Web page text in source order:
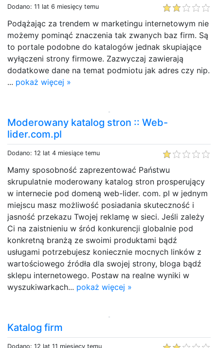
Dodano: 11 lat 6 miesięcy temu
Podążając za trendem w marketingu internetowym nie
możemy pominąć znaczenia tak zwanych baz firm. Są
to portale podobne do katalogów jednak skupiające
wyłączeni strony firmowe. Zazwyczaj zawierają
dodatkowe dane na temat podmiotu jak adres czy nip.
... pokaż więcej »
Moderowany katalog stron :: Web-
lider.com.pl
Dodano: 12 lat 4 miesiące temu
Mamy sposobność zaprezentować Państwu
skrupulatnie moderowany katalog stron prosperujący
w internecie pod domeną web-lider. com. pl w jednym
miejscu masz możliwość posiadania skuteczność i
jasność przekazu Twojej reklamę w sieci. Jeśli zależy
Ci na zaistnieniu w śród konkurencji globalnie pod
konkretną branżą ze swoimi produktami bądź
usługami potrzebujesz koniecznie mocnych linków z
wartościowego źródła dla swojej strony, bloga bądź
sklepu internetowego. Postaw na realne wyniki w
wyszukiwarkach... pokaż więcej »
Katalog firm
Dodano: 12 lat 11 miesięcy temu